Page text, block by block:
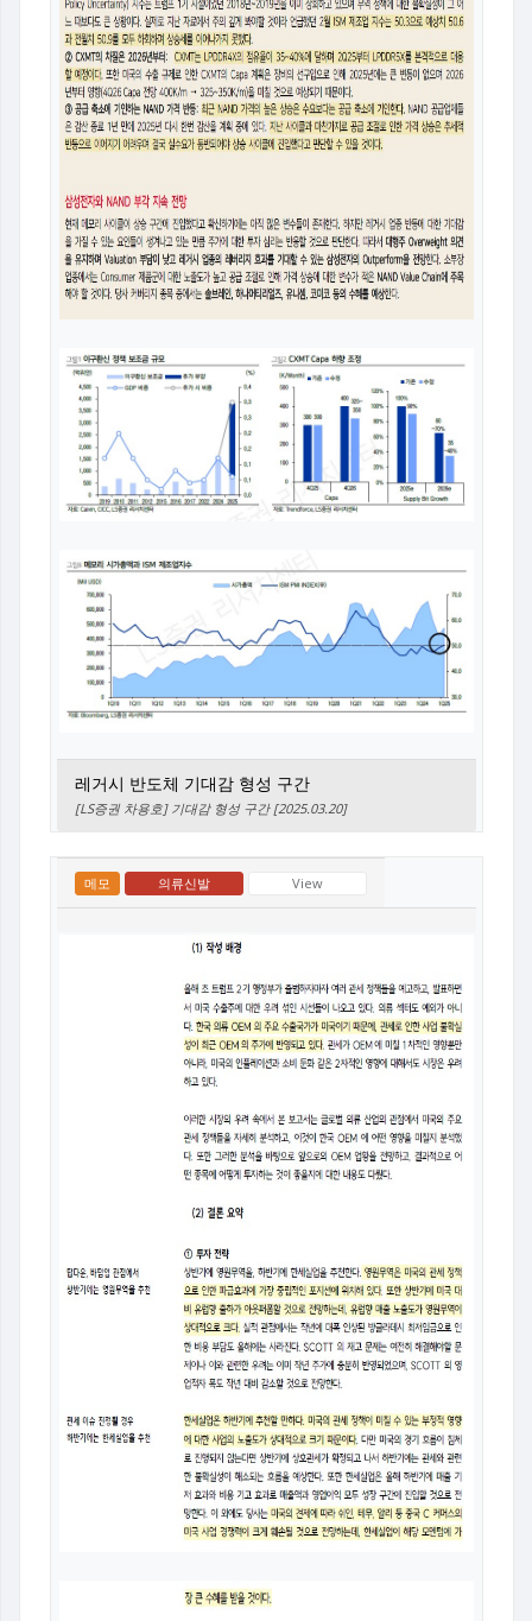
레거시 반도체 기대감 형성 구간
[LS증권 차용호] 기대감 형성 구간 [2025.03.20]
메모 의류신발 View